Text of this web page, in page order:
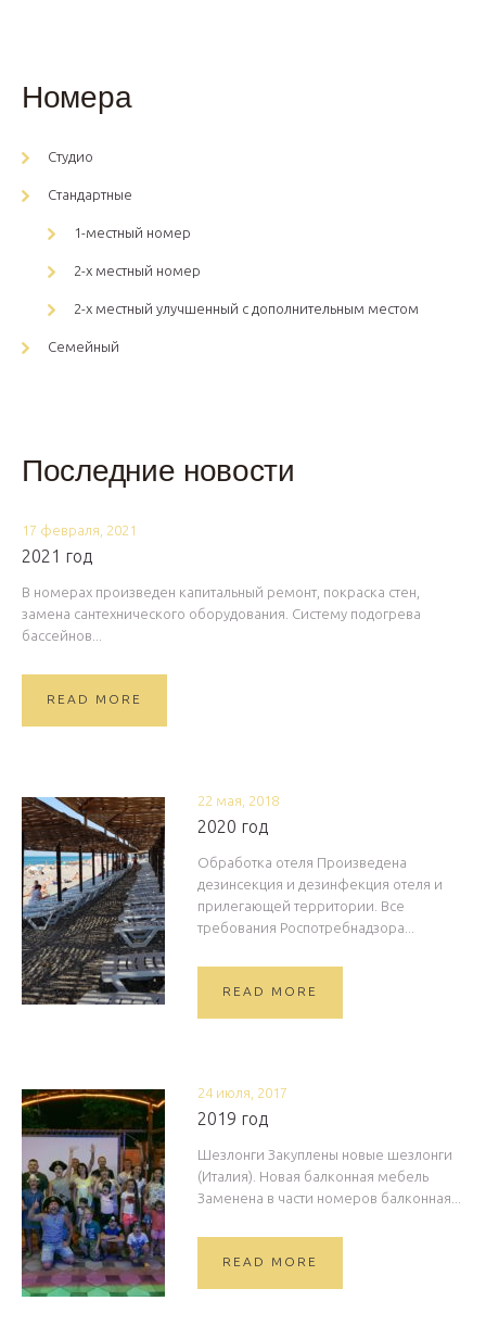
Номера
Студио
Стандартные
1-местный номер
2-х местный номер
2-х местный улучшенный с дополнительным местом
Семейный
Последние новости
17 февраля, 2021
2021 год
В номерах произведен капитальный ремонт, покраска стен,
замена сантехнического оборудования. Систему подогрева
бассейнов...
READ MORE
22 мая, 2018
2020 год
Обработка отеля Произведена
дезинсекция и дезинфекция отеля и
прилегающей территории. Все
требования Роспотребнадзора...
READ MORE
24 июля, 2017
2019 год
Шезлонги Закуплены новые шезлонги
(Италия). Новая балконная мебель
Заменена в части номеров балконная...
READ MORE